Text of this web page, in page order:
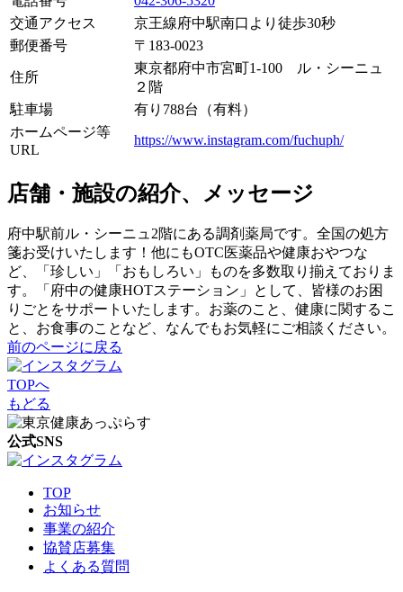
交通アクセス
京王線府中駅南口より徒歩30秒
郵便番号
〒 183-0023
住所
東京都府中市宮町1-100 ル・シーニュ
２階
駐車場
有り 788台（有料）
ホームページ等
URL
https://www.instagram.com/fuchuph/
店舗・施設の紹介、メッセージ
府中駅前ル・シーニュ2階にある調剤薬局です。全国の処方
箋お受けいたします！他にもOTC医薬品や健康おやつな
ど、「珍しい」「おもしろい」ものを多数取り揃えておりま
す。「府中の健康HOTステーション」として、皆様のお困
りごとをサポートいたします。お薬のこと、健康に関するこ
と、お食事のことなど、なんでもお気軽にご相談ください。
前のページに戻る
TOPへ
もどる
公式SNS
TOP
お知らせ
事業の紹介
協賛店募集
よくある質問